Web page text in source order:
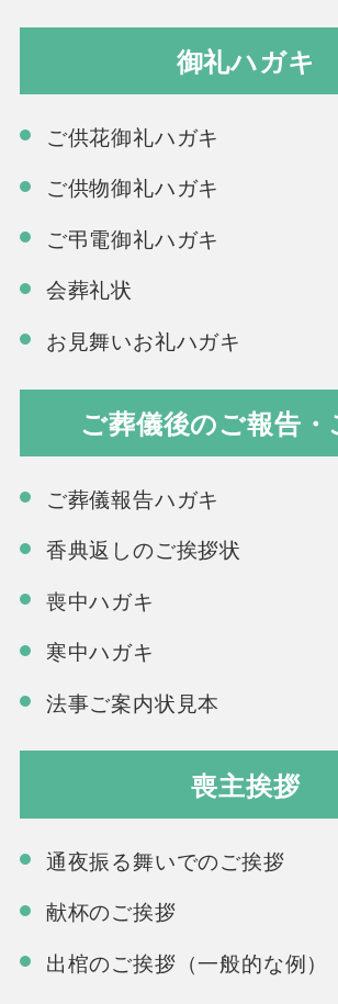
御礼ハガキ
ご供花御礼ハガキ
ご供物御礼ハガキ
ご弔電御礼ハガキ
会葬礼状
お見舞いお礼ハガキ
ご葬儀後のご報告・
ご葬儀報告ハガキ
香典返しのご挨拶状
喪中ハガキ
寒中ハガキ
法事ご案内状見本
喪主挨拶
通夜振る舞いでのご挨拶
献杯のご挨拶
出棺のご挨拶（一般的な例）